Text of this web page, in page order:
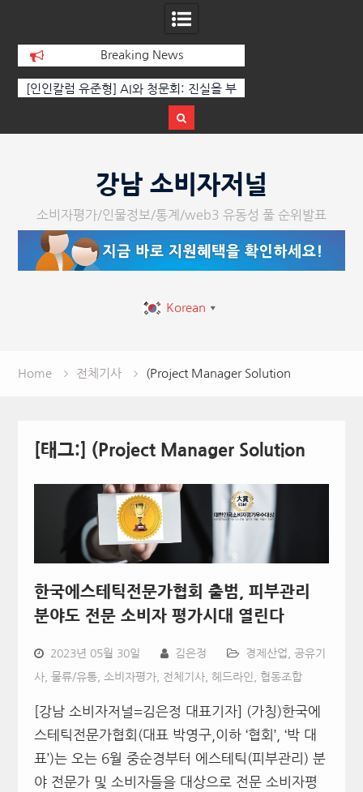
Breaking News
[인인칼럼 유준형] AI와 청문회: 진실을 부
다.
페스티벌’ 성
강남 소비자저널
소비자평가/인물정보/통계/web3 유동성 풀 순위발표
Korean ▼
Home 전체기사 (Project Manager Solution
[태그:] (Project Manager Solution
한국에스테틱전문가협회 출범, 피부관리
분야도 전문 소비자 평가시대 열린다
2023년 05월 30일 김은정 경제산업 공유기
사, 물류/유통, 소비자평가, 전체기사, 헤드라인 협동조합
[강남 소비자저널=김은정 대표기자] (가칭)한국에
스테틱전문가협회(대표 박영구,이하 ‘협회’, ‘박 대
표’)는 오는 6월 중순경부터 에스테틱(피부관리) 분
야 전문가 및 소비자들을 대상으로 전문 소비자평